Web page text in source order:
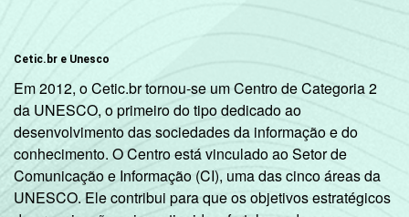
Cetic.br e Unesco
Em 2012, o Cetic.br tornou-se um Centro de Categoria 2
da UNESCO, o primeiro do tipo dedicado ao
desenvolvimento das sociedades da informação e do
conhecimento. O Centro está vinculado ao Setor de
Comunicação e Informação (CI), uma das cinco áreas da
UNESCO. Ele contribui para que os objetivos estratégicos